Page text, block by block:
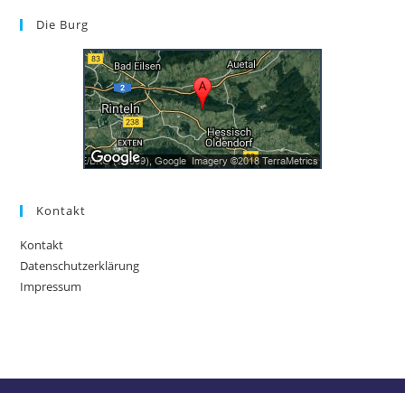
Die Burg
Kontakt
Kontakt
Datenschutzerklärung
Impressum